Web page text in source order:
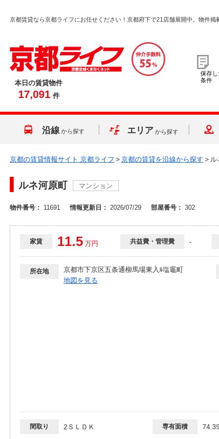
京都賃貸なら京都ライフにお任せください！京都府下で21店舗展開中。物件掲
本日の賃貸物件
17,091 件
保存
条件
沿線 から探す エリア から探す
京都の賃貸情報サイト 京都ライフ >京都の賃貸を沿線から探す >
ルネ河原町 マンション
物件番号： 11691 情報更新日： 2026/07/29 部屋番号： 302
家賃 11.5万円 共益費・管理費 -
所在地
京都市下京区五条通柳馬場東入ﾙ塩竈町
地図を見る
間取り 2ＳＬＤＫ 専有面積